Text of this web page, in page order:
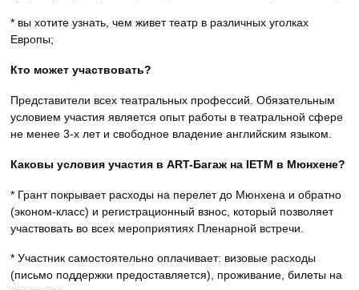
* вы хотите узнать, чем живет театр в различных уголках
Европы;
Кто может участвовать?
Представители всех театральных профессий. Обязательным
условием участия является опыт работы в театральной сфере
не менее 3-х лет и свободное владение английским языком.
Каковы условия участия в ART-Багаж на IETM в Мюнхене?
* Грант покрывает расходы на перелет до Мюнхена и обратно
(эконом-класс) и регистрационный взнос, который позволяет
участвовать во всех мероприятиях Пленарной встречи.
* Участник самостоятельно оплачивает: визовые расходы
(письмо поддержки предоставляется), проживание, билеты на